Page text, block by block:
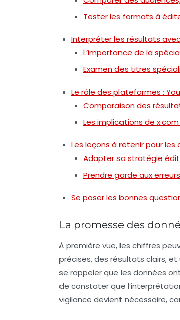
Tester les formats à
Interpréter les résultats
L’importance de la
Examen des titres
Le rôle des plateformes :
Comparaison des
Les implications de
Les leçons à retenir pour
Adapter sa stratégie
Prendre garde aux
Se poser les bonnes
La promesse des
À première vue, les chiffres
précises, des résultats clairs,
se rappeler que les données
de constater que
vigilance devient nécessaire,